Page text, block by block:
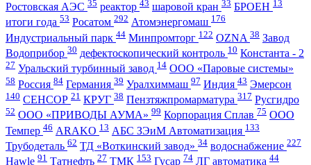
Ростовская АЭС 35 реактор 43 шаровой кран 33 БРОЕН 13
итоги года 53 Росатом 292 Атомэнергомаш 176
Индустриальный парк 44 Минпромторг 122 OZNA 38 Завод
Водоприбор 30 дефектоскопический контроль 10 Константа - 2
27 Уральский турбинный завод 14 ООО «Паровые системы»
58 Россия 84 Германия 39 Уралхиммаш 97 Индия 43 Эмерсон
140 СЕНСОР 21 КРУГ 38 Пензтяжпромарматура 317 Русгидро
52 ООО «ПРИВОДЫ АУМА» 99 Корпорация Сплав 75 ООО
Темпер 46 ARAKO 13 АБС ЗЭиМ Автоматизация 133
Трубодеталь 62 ТД «Воткинский завод» 34 водоснабжение 227
Hawle 91 Татнефть 27 ТМК 153 Гусар 74 ЛГ автоматика 44